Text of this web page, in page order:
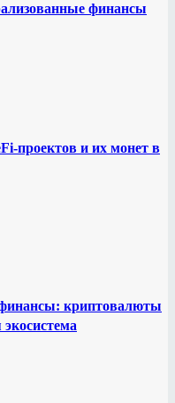
финансы
проектов и их монет в
криптовалюты